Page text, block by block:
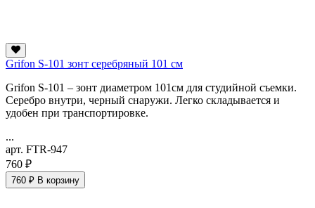
Grifon S-101 зонт серебряный 101 см
Grifon S-101 – зонт диаметром 101см для студийной съемки.
Серебро внутри, черный снаружи. Легко складывается и
удобен при транспортировке.
...
арт. FTR-947
760 ₽
760 ₽ В корзину